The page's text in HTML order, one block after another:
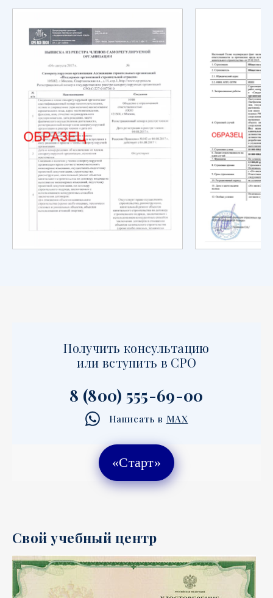
Получить консультацию
или вступить в СРО
8 (800) 555-69-00
Написать в MAX
«Старт»
Свой учебный центр